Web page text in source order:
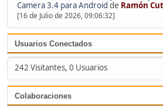
Camera 3.4 para Android de Ramón
[16 de Julio de 2026, 09:06:32]
Usuarios Conectados
242 Visitantes, 0 Usuarios
Colaboraciones